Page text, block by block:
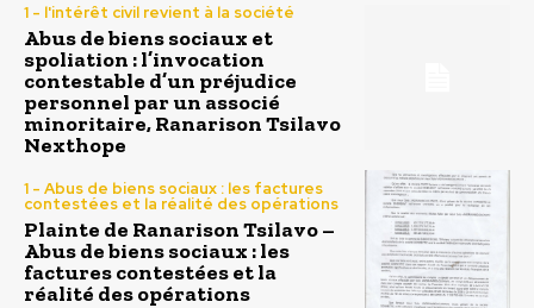
1 - l'intérêt civil revient à la société
Abus de biens sociaux et
spoliation : l’invocation
contestable d’un préjudice
personnel par un associé
minoritaire, Ranarison Tsilavo
Nexthope
1 - Abus de biens sociaux : les factures
contestées et la réalité des opérations
Plainte de Ranarison Tsilavo –
Abus de biens sociaux : les
factures contestées et la
réalité des opérations